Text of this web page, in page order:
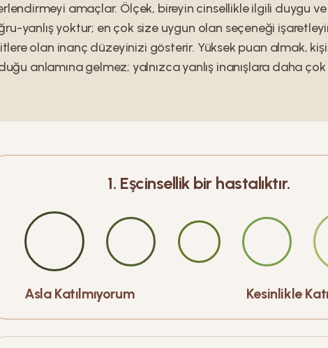
amaçlar. Ölçek, bireyin cinsellikle ilgili duygu
yanlış yoktur; en çok size uygun olan seçeneği
olan inanç düzeyinizi gösterir. Yüksek puan almak,
anlamına gelmez; yalnızca yanlış inanışlara daha
1. Eşcinsellik bir hastalıktır.
Asla Katılmıyorum Kesinlikle